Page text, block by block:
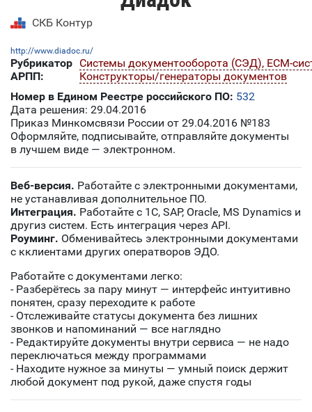
СКБ Контур
http://www.diadoc.ru/
Рубрикатор
АРПП:
Системы документооборота (СЭД), ECM-
Конструкторы/генераторы документов
Номер в Едином Реестре российского ПО: 532
Дата решения: 29.04.2016
Приказ Минкомсвязи России от 29.04.2016 №183
Оформляйте, подписывайте, отправляйте документы
в лучшем виде — электронном.
Веб-версия. Работайте с электронными документами,
не устанавливая дополнительное ПО.
Интеграция. Работайте с 1С, SAP, Oracle, MS Dynamics и
другиз систем. Есть интеграция через API.
Роуминг. Обменивайтесь электронными документами
с кклиентами других оператворов ЭДО.
Работайте с документами легко:
- Разберётесь за пару минут — интерфейс интуитивно
понятен, сразу переходите к работе
- Отслеживайте статусы документа без лишних
звонков и напоминаний — все наглядно
- Редактируйте документы внутри сервиса — не надо
переключаться между программами
- Находите нужное за минуты — умный поиск держит
любой документ под рукой, даже спустя годы